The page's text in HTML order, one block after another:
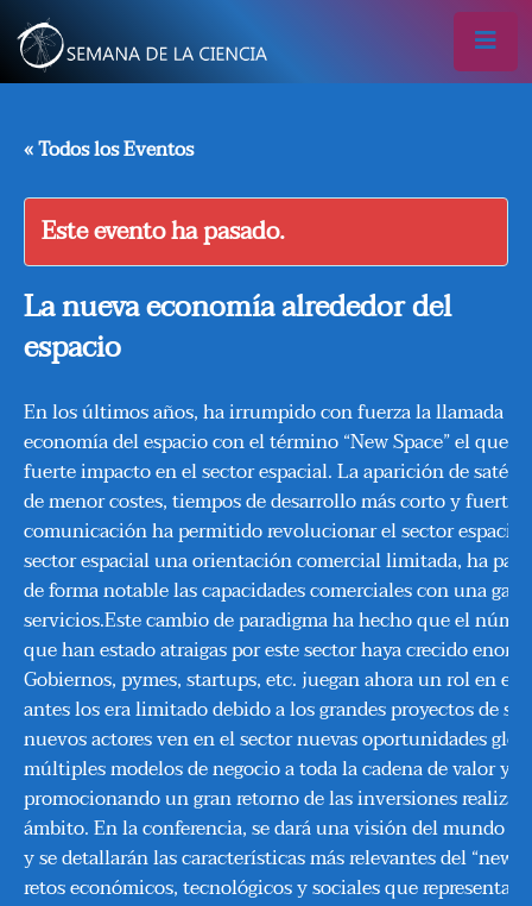
« Todos los Eventos
Este evento ha pasado.
La nueva economía alrededor del
espacio
En los últimos años, ha irrumpido con fuerza la llamada
economía del espacio con el término “New Space” el que
fuerte impacto en el sector espacial. La aparición de
de menor costes, tiempos de desarrollo más corto y fuerte
comunicación ha permitido revolucionar el sector
sector espacial una orientación comercial limitada, ha
de forma notable las capacidades comerciales con una
servicios.Este cambio de paradigma ha hecho que el
que han estado atraigas por este sector haya crecido
Gobiernos, pymes, startups, etc. juegan ahora un rol en el
antes los era limitado debido a los grandes proyectos de
nuevos actores ven en el sector nuevas oportunidades
múltiples modelos de negocio a toda la cadena de valor y
promocionando un gran retorno de las inversiones
ámbito. En la conferencia, se dará una visión del mundo
y se detallarán las características más relevantes del “new
retos económicos, tecnológicos y sociales que representa.